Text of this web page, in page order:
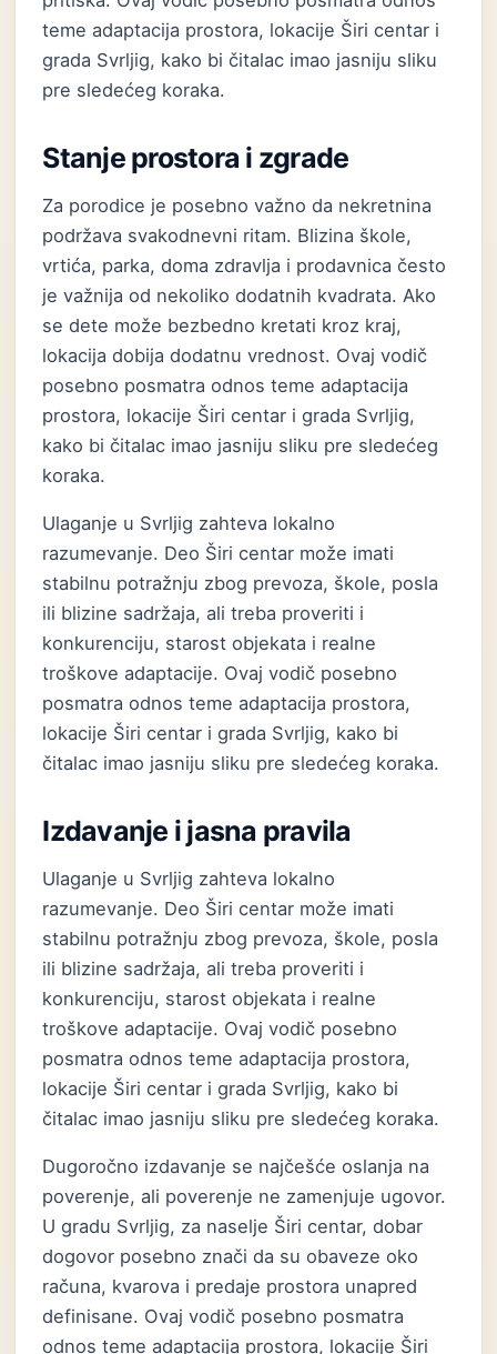
teme adaptacija prostora, lokacije Širi centar i
grada Svrljig, kako bi čitalac imao jasniju sliku
pre sledećeg koraka.
Stanje prostora i zgrade
Za porodice je posebno važno da nekretnina
podržava svakodnevni ritam. Blizina škole,
vrtića, parka, doma zdravlja i prodavnica često
je važnija od nekoliko dodatnih kvadrata. Ako
se dete može bezbedno kretati kroz kraj,
lokacija dobija dodatnu vrednost. Ovaj vodič
posebno posmatra odnos teme adaptacija
prostora, lokacije Širi centar i grada Svrljig,
kako bi čitalac imao jasniju sliku pre sledećeg
koraka.
Ulaganje u Svrljig zahteva lokalno
razumevanje. Deo Širi centar može imati
stabilnu potražnju zbog prevoza, škole, posla
ili blizine sadržaja, ali treba proveriti i
konkurenciju, starost objekata i realne
troškove adaptacije. Ovaj vodič posebno
posmatra odnos teme adaptacija prostora,
lokacije Širi centar i grada Svrljig, kako bi
čitalac imao jasniju sliku pre sledećeg koraka.
Izdavanje i jasna pravila
Ulaganje u Svrljig zahteva lokalno
razumevanje. Deo Širi centar može imati
stabilnu potražnju zbog prevoza, škole, posla
ili blizine sadržaja, ali treba proveriti i
konkurenciju, starost objekata i realne
troškove adaptacije. Ovaj vodič posebno
posmatra odnos teme adaptacija prostora,
lokacije Širi centar i grada Svrljig, kako bi
čitalac imao jasniju sliku pre sledećeg koraka.
Dugoročno izdavanje se najčešće oslanja na
poverenje, ali poverenje ne zamenjuje ugovor.
U gradu Svrljig, za naselje Širi centar, dobar
dogovor posebno znači da su obaveze oko
računa, kvarova i predaje prostora unapred
definisane. Ovaj vodič posebno posmatra
odnos teme adaptacija prostora, lokacije Širi